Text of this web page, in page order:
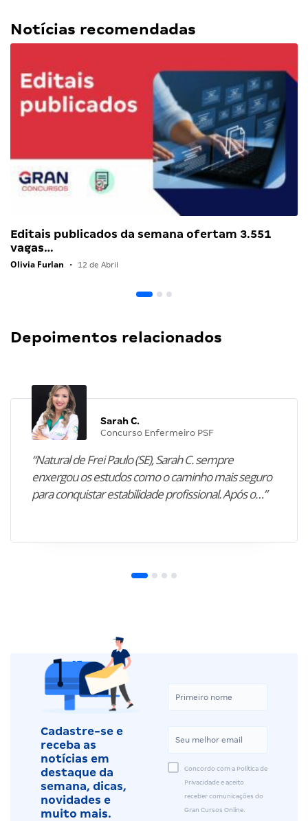
Notícias recomendadas
Editais publicados da semana ofertam 3.551
vagas…
Olivia Furlan • 12 de Abril
Depoimentos relacionados
Sarah C.
Concurso Enfermeiro PSF
“Natural de Frei Paulo (SE), Sarah C. sempre
enxergou os estudos como o caminho mais seguro
para conquistar estabilidade profissional. Após o…”
Cadastre-se e
receba as
notícias em
destaque da
semana, dicas,
novidades e
muito mais.
Concordo com a Política de
Privacidade e aceito
receber comunicações do
Gran Cursos Online.